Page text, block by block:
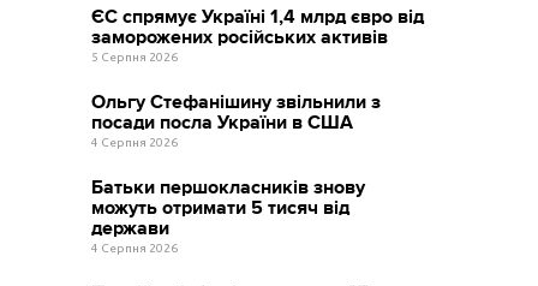
ЄС спрямує Україні 1,4 млрд євро від
заморожених російських активів
5 Серпня 2026
Ольгу Стефанішину звільнили з
посади посла України в США
4 Серпня 2026
Батьки першокласників знову
можуть отримати 5 тисяч від
держави
4 Серпня 2026